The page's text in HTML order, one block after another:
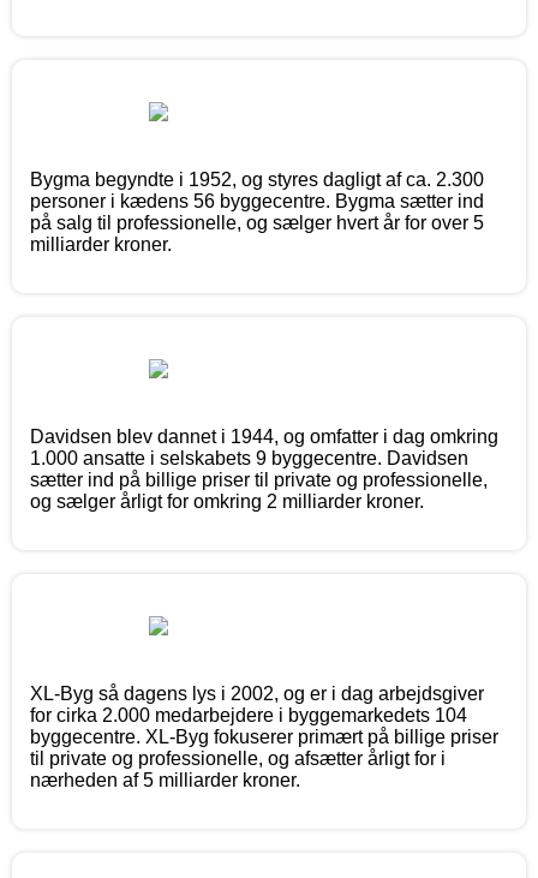
Bygma begyndte i 1952, og styres dagligt af ca. 2.300
personer i kædens 56 byggecentre. Bygma sætter ind
på salg til professionelle, og sælger hvert år for over 5
milliarder kroner.
Davidsen blev dannet i 1944, og omfatter i dag omkring
1.000 ansatte i selskabets 9 byggecentre. Davidsen
sætter ind på billige priser til private og professionelle,
og sælger årligt for omkring 2 milliarder kroner.
XL-Byg så dagens lys i 2002, og er i dag arbejdsgiver
for cirka 2.000 medarbejdere i byggemarkedets 104
byggecentre. XL-Byg fokuserer primært på billige priser
til private og professionelle, og afsætter årligt for i
nærheden af 5 milliarder kroner.